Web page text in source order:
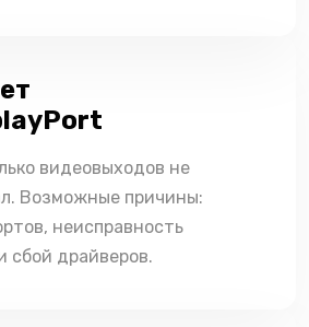
видеовыходов не
Возможные причины:
неисправность
сбой драйверов.